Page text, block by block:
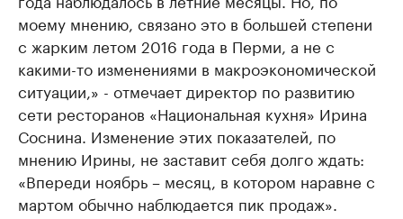
моему мнению, связано это в большей степени
с жарким летом 2016 года в Перми, а не с
какими-то изменениями в макроэкономической
ситуации,» - отмечает директор по развитию
сети ресторанов «Национальная кухня» Ирина
Соснина. Изменение этих показателей, по
мнению Ирины, не заставит себя долго ждать:
«Впереди ноябрь – месяц, в котором наравне с
мартом обычно наблюдается пик продаж».